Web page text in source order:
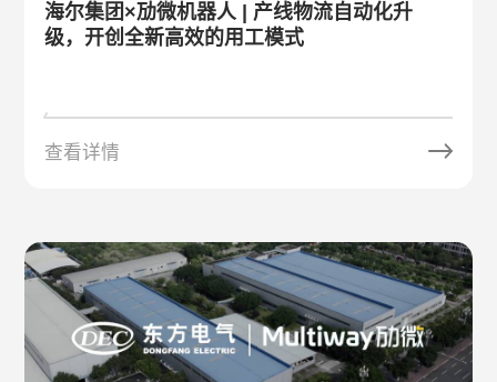
海尔集团×劢微机器人 | 产线物流自动化升
级，开创全新高效的用工模式
查看详情